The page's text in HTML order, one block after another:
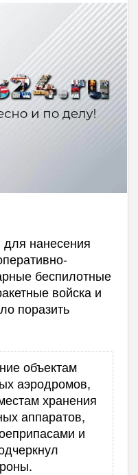
нанесения
беспилотные
войска и
поразить
объектам
аэродромов,
хранения
аппаратов,
и